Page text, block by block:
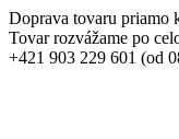
Doprava tovaru priamo
Tovar rozvážame po
+421 903 229 601 (od